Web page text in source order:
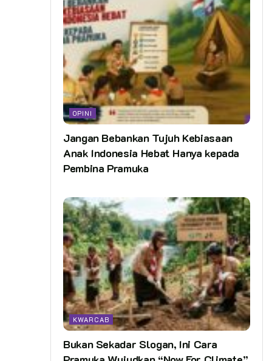
OPINI
Jangan Bebankan Tujuh Kebiasaan
Anak Indonesia Hebat Hanya kepada
Pembina Pramuka
KWARCAB
Bukan Sekadar Slogan, Ini Cara